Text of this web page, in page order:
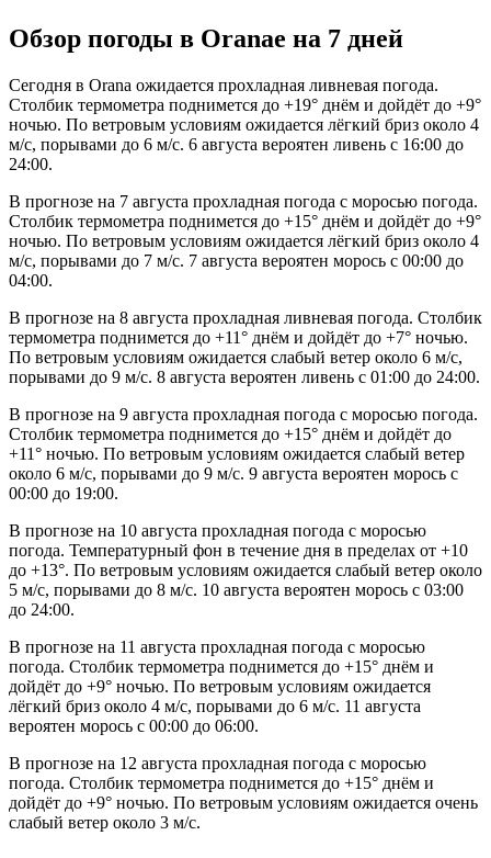
Обзор погоды в Oranaе на 7 дней
Сегодня в Orana ожидается прохладная ливневая погода.
Столбик термометра поднимется до +19° днём и дойдёт до +9°
ночью. По ветровым условиям ожидается лёгкий бриз около 4
м/с, порывами до 6 м/с. 6 августа вероятен ливень с 16:00 до
24:00.
В прогнозе на 7 августа прохладная погода с моросью погода.
Столбик термометра поднимется до +15° днём и дойдёт до +9°
ночью. По ветровым условиям ожидается лёгкий бриз около 4
м/с, порывами до 7 м/с. 7 августа вероятен морось с 00:00 до
04:00.
В прогнозе на 8 августа прохладная ливневая погода. Столбик
термометра поднимется до +11° днём и дойдёт до +7° ночью.
По ветровым условиям ожидается слабый ветер около 6 м/с,
порывами до 9 м/с. 8 августа вероятен ливень с 01:00 до 24:00.
В прогнозе на 9 августа прохладная погода с моросью погода.
Столбик термометра поднимется до +15° днём и дойдёт до
+11° ночью. По ветровым условиям ожидается слабый ветер
около 6 м/с, порывами до 9 м/с. 9 августа вероятен морось с
00:00 до 19:00.
В прогнозе на 10 августа прохладная погода с моросью
погода. Температурный фон в течение дня в пределах от +10
до +13°. По ветровым условиям ожидается слабый ветер около
5 м/с, порывами до 8 м/с. 10 августа вероятен морось с 03:00
до 24:00.
В прогнозе на 11 августа прохладная погода с моросью
погода. Столбик термометра поднимется до +15° днём и
дойдёт до +9° ночью. По ветровым условиям ожидается
лёгкий бриз около 4 м/с, порывами до 6 м/с. 11 августа
вероятен морось с 00:00 до 06:00.
В прогнозе на 12 августа прохладная погода с моросью
погода. Столбик термометра поднимется до +15° днём и
дойдёт до +9° ночью. По ветровым условиям ожидается очень
слабый ветер около 3 м/с.